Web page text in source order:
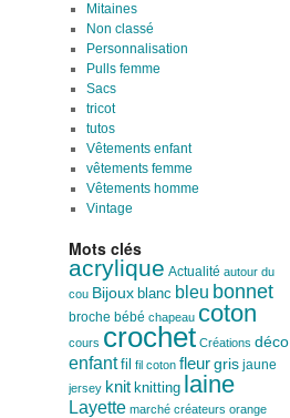
Mitaines
Non classé
Personnalisation
Pulls femme
Sacs
tricot
tutos
Vêtements enfant
vêtements femme
Vêtements homme
Vintage
Mots clés
acrylique Actualité autour du
cou Bijoux blanc bleu bonnet
broche bébé chapeau coton
cours crochet Créations déco
enfant fil fil coton fleur gris jaune
jersey knit knitting laine
Layette marché créateurs orange